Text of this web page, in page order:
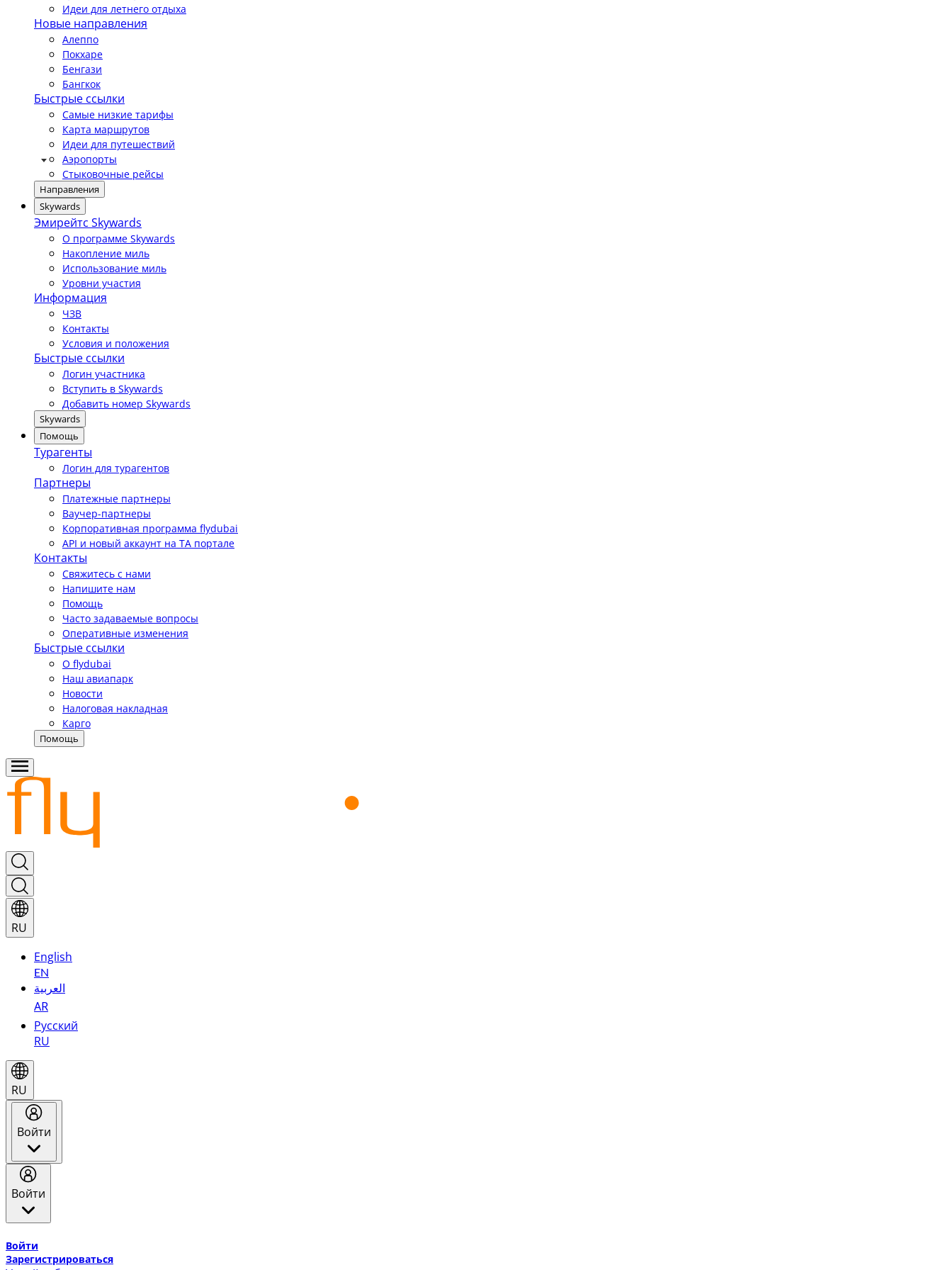
Идеи для летнего отдыха
Новые направления
Алеппо
Покхаре
Бенгази
Бангкок
Быстрые ссылки
Самые низкие тарифы
Карта маршрутов
Идеи для путешествий
Аэропорты
Стыковочные рейсы
Направления
Skywards
Эмирейтс Skywards
О программе Skywards
Накопление миль
Использование миль
Уровни участия
Информация
ЧЗВ
Контакты
Условия и положения
Быстрые ссылки
Логин участника
Вступить в Skywards
Добавить номер Skywards
Skywards
Помощь
Турагенты
Логин для турагентов
Партнеры
Платежные партнеры
Ваучер-партнеры
Корпоративная программа flydubai
API и новый аккаунт на TA портале
Контакты
Свяжитесь с нами
Напишите нам
Помощь
Часто задаваемые вопросы
Оперативные изменения
Быстрые ссылки
О flydubai
Наш авиапарк
Новости
Налоговая накладная
Карго
Помощь
RU
English
EN
العربية
AR
Русский
RU
RU
Войти
Войти
Войти
Зарегистрироваться